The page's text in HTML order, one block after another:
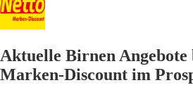
Aktuelle Birnen Angebote
Marken-Discount im